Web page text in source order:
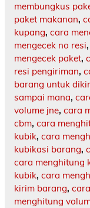
membungkus
paket makanan,
kupang, cara
mengecek no resi,
mengecek paket,
resi pengiriman,
barang untuk
sampai mana,
volume jne, cara
cbm, cara
kubik, cara
kubikasi barang,
cara menghitung
kubik, cara
kirim barang,
menghitung